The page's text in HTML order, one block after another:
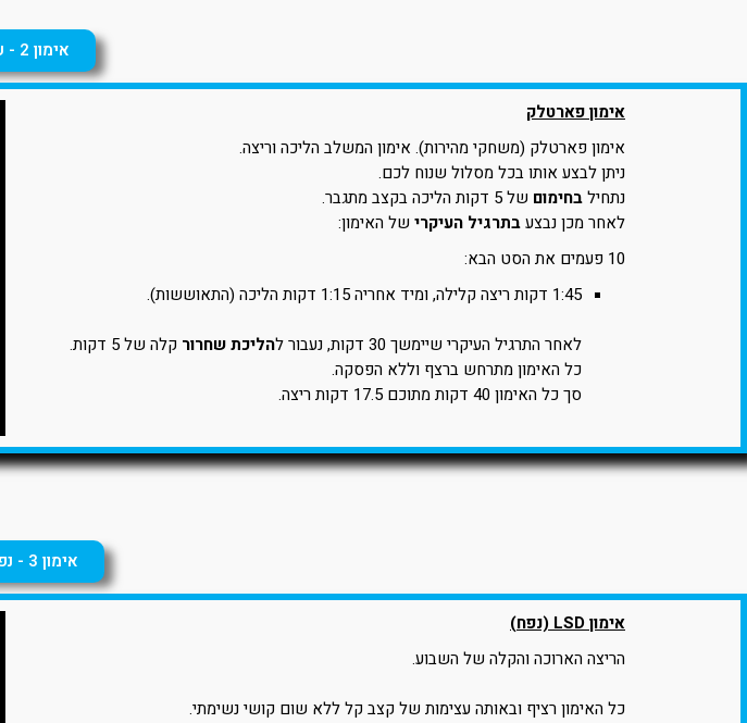
אימון 2 - עליות
אימון פארטלק
אימון פארטלק (משחקי מהירות). אימון המשלב הליכה וריצה.
ניתן לבצע אותו בכל מסלול שנוח לכם.
נתחילבחימום של 5 דקות הליכה בקצב מתגבר.
לאחר מכן נבצעבתרגיל העיקרי של האימון:
10 פעמים את הסט הבא:
1:45 דקות ריצה קלילה, ומיד אחריה 1:15 דקות הליכה (התאוששות).
לאחר התרגיל העיקרי שיימשך 30 דקות, נעבור ל הליכת שחרור קלה של 5 דקות.
כל האימון מתרחש ברצף וללא הפסקה.
סך כל האימון 40 דקות מתוכם 17.5 דקות ריצה.
אימון 3 - נפח LSD
אימון LSD (נפח)
הריצה הארוכה והקלה של השבוע.
כל האימון רציף ובאותה עצימות של קצב קל ללא שום קושי נשימתי.